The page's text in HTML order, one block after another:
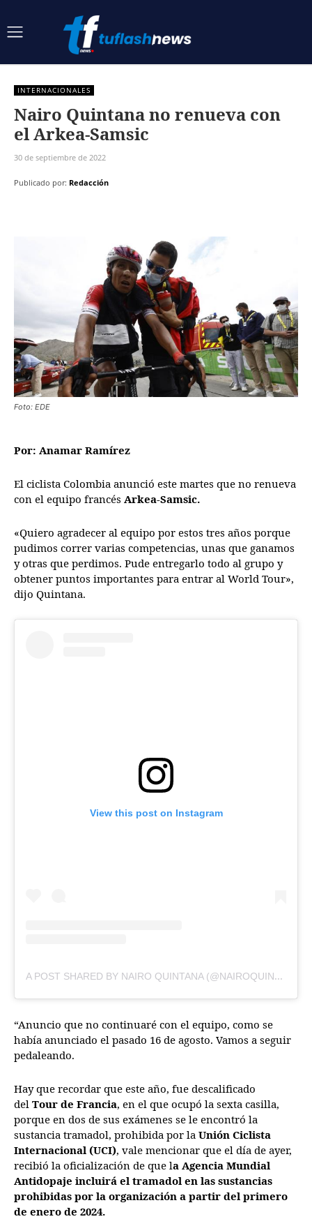
INTERNACIONALES
Nairo Quintana no renueva con
el Arkea-Samsic
30 de septiembre de 2022
Publicado por: Redacción
Foto: EDE
Por: Anamar Ramírez
El ciclista Colombia anunció este martes que no renueva
con el equipo francés Arkea-Samsic.
«Quiero agradecer al equipo por estos tres años porque
pudimos correr varias competencias, unas que ganamos
y otras que perdimos. Pude entregarlo todo al grupo y
obtener puntos importantes para entrar al World Tour»,
dijo Quintana.
View this post on Instagram
A
POST SHARED BY NAIRO QUINTANA (@NAIROQUINCOFICIAL)
“Anuncio que no continuaré con el equipo, como se
había anunciado el pasado 16 de agosto. Vamos a seguir
pedaleando.
Hay que recordar que este año, fue descalificado
del Tour de Francia, en el que ocupó la sexta casilla,
porque en dos de sus exámenes se le encontró la
sustancia tramadol, prohibida por la Unión Ciclista
Internacional (UCI), vale mencionar que el día de ayer,
recibió la oficialización de que la Agencia Mundial
Antidopaje incluirá el tramadol en las sustancias
prohibidas por la organización a partir del primero
de enero de 2024.